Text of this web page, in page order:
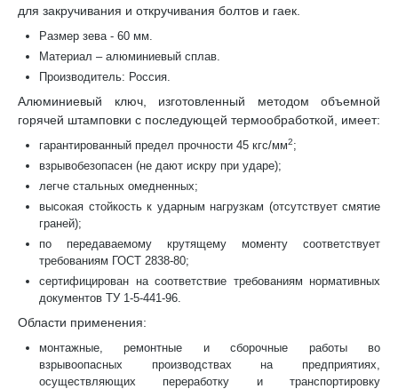
для закручивания и откручивания болтов и гаек.
Размер зева - 60 мм.
Материал – алюминиевый сплав.
Производитель: Россия.
Алюминиевый ключ, изготовленный методом объемной
горячей штамповки с последующей термообработкой, имеет:
гарантированный предел прочности 45 кгс/мм2;
взрывобезопасен (не дают искру при ударе);
легче стальных омедненных;
высокая стойкость к ударным нагрузкам (отсутствует смятие
граней);
по передаваемому крутящему моменту соответствует
требованиям ГОСТ 2838-80;
сертифицирован на соответствие требованиям нормативных
документов ТУ 1-5-441-96.
Области применения:
монтажные, ремонтные и сборочные работы во
взрывоопасных производствах на предприятиях,
осуществляющих переработку и транспортировку